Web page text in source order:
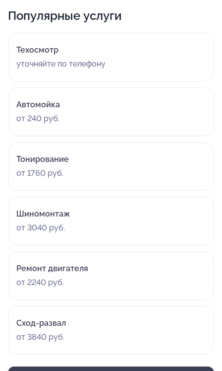
Популярные услуги
Техосмотр
уточняйте по телефону
Автомойка
от 240 руб.
Тонирование
от 1760 руб.
Шиномонтаж
от 3040 руб.
Ремонт двигателя
от 2240 руб.
Сход-развал
от 3840 руб.